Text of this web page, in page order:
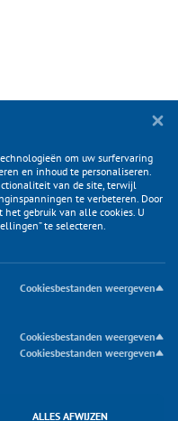
om uw surfervaring
en inhoud te personaliseren.
van de site, terwijl
te verbeteren. Door
het gebruik van alle cookies. U
te selecteren.
Cookiesbestanden weergeven
Cookiesbestanden weergeven
Cookiesbestanden weergeven
ALLES AFWIJZEN